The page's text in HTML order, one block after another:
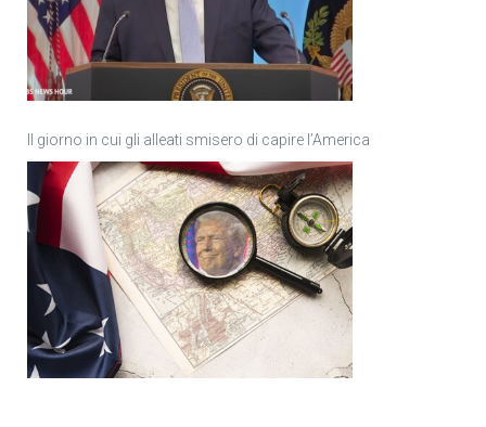
Il giorno in cui gli alleati smisero di capire l’America